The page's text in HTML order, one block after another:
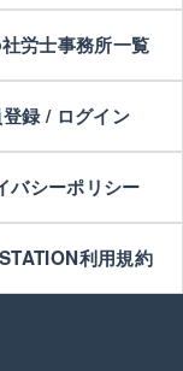
労士事務所一覧
録 / ログイン
バシーポリシー
利用規約